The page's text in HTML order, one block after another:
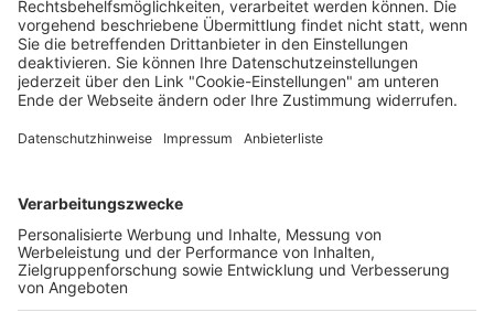
Matthias Joers 28.04.2026
Freiburger Wochenbericht
Der Wochenbericht
wurde zum 31. Juli 2026
eingestellt.